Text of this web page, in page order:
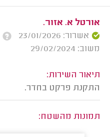
אורטל א. אזור.
אשרור: 23/01/2026
משוב: 29/02/2024
תיאור השירות:
התקנת פרקט בחדר.
תמונות מהשטח: